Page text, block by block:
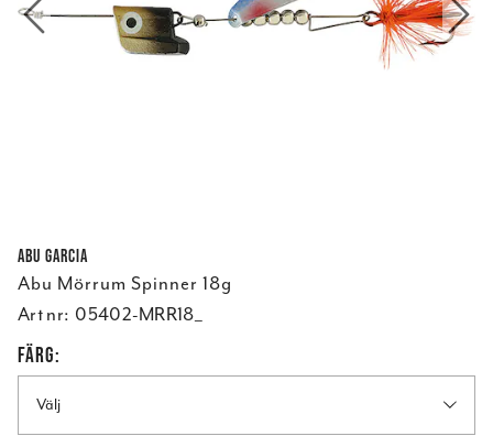
Abu Garcia
Abu Mörrum Spinner 18g
Art nr: 05402-MRR18_
FÄRG:
Välj